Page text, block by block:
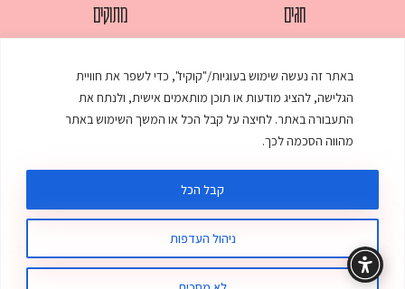
באתר זה נעשה שימוש בעוגיות/"קוקיז", כדי לשפר את חוויית
הגלישה, להציג מודעות או תוכן מותאמים אישית, ולנתח את
התעבורה באתר. לחיצה על קבל הכל או המשך השימוש באתר
מהווה הסכמה לכך.
ניהול העדפות
קבל הכל
חגים
מאפים
ממולאים
מרקים
מתוקים
עוגות
עוף
© כל הזכויות שמורות לענת אלישע | עיצוב ובניית אתר
תקנון האתר מדיניות פרטיות